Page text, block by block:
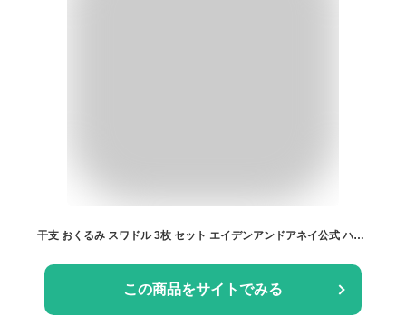
干支 おくるみ スワドル 3枚 セット エイデンアンドアネイ公式 ハッピーバースイヤーコレクション モスリン コットン 100% ガーゼ 夜泣き 対策 モロー反射 赤ちゃん ベビー 新生児 春 夏 秋 冬 退院 aden+anais 120×120cm BOX入り 巳 へび 寅 トラ
この商品をサイトでみる